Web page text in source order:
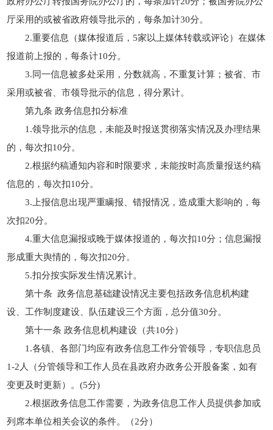
厅采用的或被省政府领导批示的，每条加计30分。
2.重要信息（媒体报道后，5家以上媒体转载或评论）在媒体
报道前上报的，每条计10分。
3.同一信息被多处采用，分数就高，不重复计算；被省、市
采用或被省、市领导批示的信息，得分累计。
第九条 政务信息扣分标准
1.领导批示的信息，未能及时报送贯彻落实情况及办理结果
的，每次扣10分。
2.根据约稿通知内容和时限要求，未能按时高质量报送约稿
信息的，每次扣10分。
3.上报信息出现严重瞒报、错报情况，造成重大影响的，每
次扣20分。
4.重大信息漏报或晚于媒体报道的，每次扣10分；信息漏报
形成重大舆情的，每次扣20分。
5.扣分按实际发生情况累计。
第十条 政务信息基础建设情况主要包括政务信息机构建
设、工作制度建设、队伍建设三个方面，总分值30分。
第十一条 政务信息机构建设（共10分）
1.各镇、各部门均应有政务信息工作分管领导，专职信息员
1-2人（分管领导和工作人员在县政府办政务公开股备案，如有
变更及时更新）。(5分)
2.根据政务信息工作需要，为政务信息工作人员提供参加或
列席本单位相关会议的条件。（2分）